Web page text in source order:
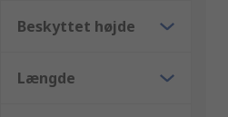
Beskyttet højde
Længde